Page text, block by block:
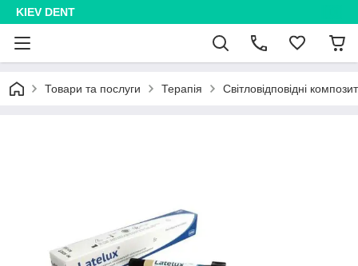
KIEV DENT
Товари та послуги Терапія Світловідповідні